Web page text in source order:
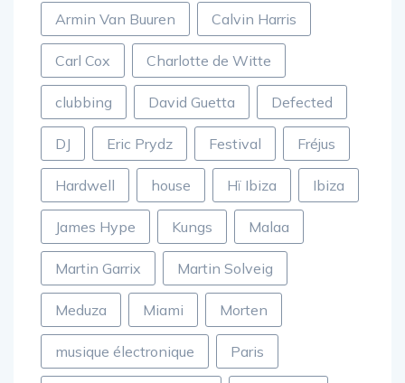
Armin Van Buuren Calvin Harris
Carl Cox Charlotte de Witte
clubbing David Guetta Defected
DJ Eric Prydz Festival Fréjus
Hardwell house Hï Ibiza Ibiza
James Hype Kungs Malaa
Martin Garrix Martin Solveig
Meduza Miami Morten
musique électronique Paris